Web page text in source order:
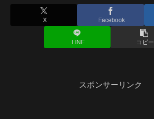
X Facebook
LINE コピー
スポンサーリンク